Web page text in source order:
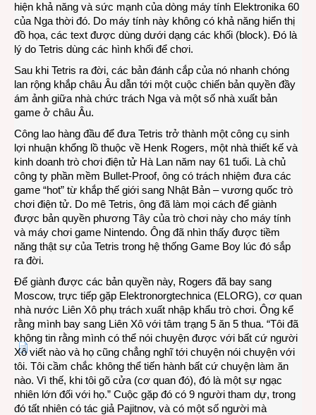
hiện khả năng và sức mạnh của dòng máy tính Elektronika 60
của Nga thời đó. Do máy tính này không có khả năng hiển thị
đồ họa, các text được dùng dưới dạng các khối (block). Đó là
lý do Tetris dùng các hình khối để chơi.
Sau khi Tetris ra đời, các bản đánh cắp của nó nhanh chóng
lan rộng khắp châu Âu dẫn tới một cuộc chiến bản quyền đầy
ám ảnh giữa nhà chức trách Nga và một số nhà xuất bản
game ở châu Âu.
Công lao hàng đầu để đưa Tetris trở thành một công cụ sinh
lợi nhuận khổng lồ thuộc về Henk Rogers, một nhà thiết kế và
kinh doanh trò chơi điện tử Hà Lan năm nay 61 tuổi. Là chủ
công ty phần mềm Bullet-Proof, ông có trách nhiệm đưa các
game “hot” từ khắp thế giới sang Nhật Bản – vương quốc trò
chơi điện tử. Do mê Tetris, ông đã làm mọi cách để giành
được bản quyền phương Tây của trò chơi này cho máy tính
và máy chơi game Nintendo. Ông đã nhìn thấy được tiềm
năng thật sự của Tetris trong hệ thống Game Boy lúc đó sắp
ra đời.
Để giành được các bản quyền này, Rogers đã bay sang
Moscow, trực tiếp gặp Elektronorgtechnica (ELORG), cơ quan
nhà nước Liên Xô phụ trách xuất nhập khẩu trò chơi. Ông kể
rằng mình bay sang Liên Xô với tâm trạng 5 ăn 5 thua. “Tôi đã
không tin rằng mình có thể nói chuyện được với bất cứ người
Xô viết nào và họ cũng chẳng nghĩ tới chuyện nói chuyện với
tôi. Tôi cầm chắc không thể tiến hành bất cứ chuyện làm ăn
nào. Vì thế, khi tôi gõ cửa (cơ quan đó), đó là một sự ngạc
nhiên lớn đối với họ.” Cuộc gặp đó có 9 người tham dự, trong
đó tất nhiên có tác giả Pajitnov, và có một số người mà